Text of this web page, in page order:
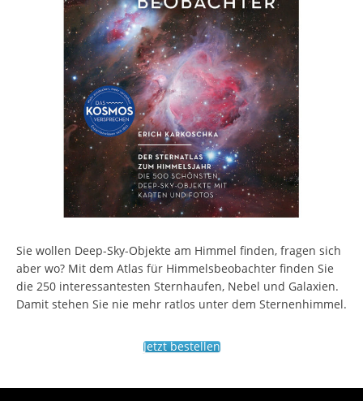
Sie wollen Deep-Sky-Objekte am Himmel finden, fragen sich
aber wo? Mit dem Atlas für Himmelsbeobachter finden Sie
die 250 interessantesten Sternhaufen, Nebel und Galaxien.
Damit stehen Sie nie mehr ratlos unter dem Sternenhimmel.
Jetzt bestellen